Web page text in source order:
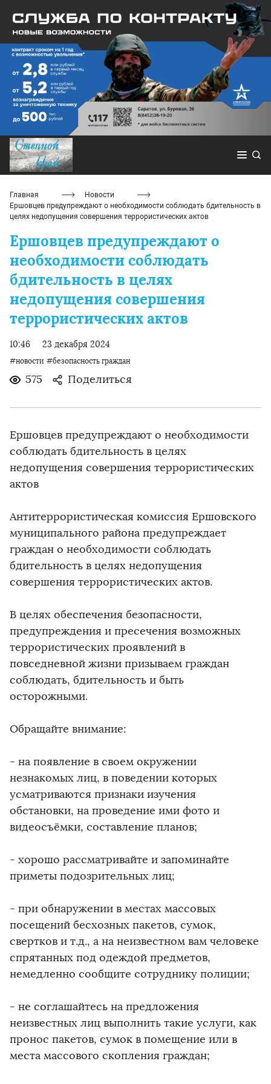
Главная
Новости
Ершовцев предупреждают о необходимости соблюдать бдительность в
целях недопущения совершения террористических актов
Ершовцев предупреждают о
необходимости соблюдать
бдительность в целях
недопущения совершения
террористических актов
10:46 23 декабря 2024
#новости #безопасность граждан
575 Поделиться
Ершовцев предупреждают о необходимости
соблюдать бдительность в целях
недопущения совершения террористических
актов
Антитеррористическая комиссия Ершовского
муниципального района предупреждает
граждан о необходимости соблюдать
бдительность в целях недопущения
совершения террористических актов.
В целях обеспечения безопасности,
предупреждения и пресечения возможных
террористических проявлений в
повседневной жизни призываем граждан
соблюдать, бдительность и быть
осторожными.
Обращайте внимание:
- на появление в своем окружении
незнакомых лиц, в поведении которых
усматриваются признаки изучения
обстановки, на проведение ими фото и
видеосъёмки, составление планов;
- хорошо рассматривайте и запоминайте
приметы подозрительных лиц;
- при обнаружении в местах массовых
посещений бесхозных пакетов, сумок,
свертков и т.д., а на неизвестном вам человеке
спрятанных под одеждой предметов,
немедленно сообщите сотруднику полиции;
- не соглашайтесь на предложения
неизвестных лиц выполнить такие услуги, как
пронос пакетов, сумок в помещение или в
места массового скопления граждан;